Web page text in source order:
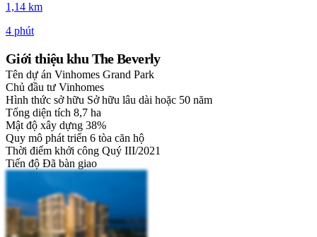
1,14 km
4 phút
Giới thiệu khu The Beverly
Tên dự án Vinhomes Grand Park
Chủ đầu tư Vinhomes
Hình thức sở hữu Sở hữu lâu dài hoặc 50 năm
Tổng diện tích 8,7 ha
Mật độ xây dựng 38%
Quy mô phát triển 6 tòa căn hộ
Thời điểm khởi công Quý III/2021
Tiến độ Đã bàn giao